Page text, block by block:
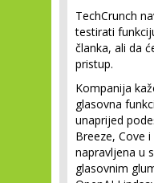
TechCrunch
testirati
članka, ali da
pristup.
Kompanija
glasovna
unaprijed
Breeze, Cove
napravljena u
glasovnim